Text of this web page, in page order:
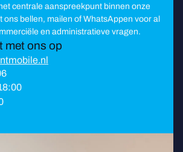
centrale aanspreekpunt binnen onze
ons bellen, mailen of WhatsAppen voor al
en administratieve vragen.
met ons op